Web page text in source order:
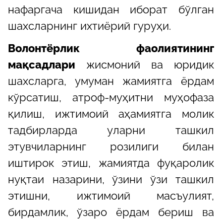
нафаргача кишидан иборат бўлган
шахсларнинг ихтиёрий гуруҳи.
Волонтёрлик фаолиятининг
мақсадлари жисмоний ва юридик
шахсларга, умуман жамиятга ёрдам
кўрсатиш, атроф-муҳитни муҳофаза
қилиш, ижтимоий аҳамиятга молик
тадбирларда уларни ташкил
этувчиларнинг розилиги билан
иштирок этиш, жамиятда фуқаролик
нуқтаи назарини, ўзини ўзи ташкил
этишни, ижтимоий масъулият,
бирдамлик, ўзаро ёрдам бериш ва